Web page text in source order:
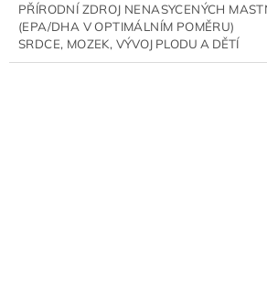
PŘÍRODNÍ ZDROJ NENASYCENÝCH
(EPA/DHA V OPTIMÁLNÍM POMĚRU)
SRDCE, MOZEK, VÝVOJ PLODU A DĚTÍ